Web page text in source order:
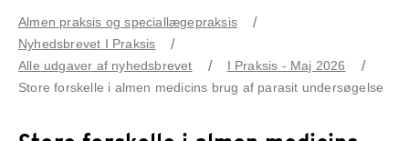
Almen praksis og speciallægepraksis
Nyhedsbrevet I Praksis
Alle udgaver af nyhedsbrevet
I Praksis - Maj 2026
Store forskelle i almen medicins brug af parasit undersøgelse